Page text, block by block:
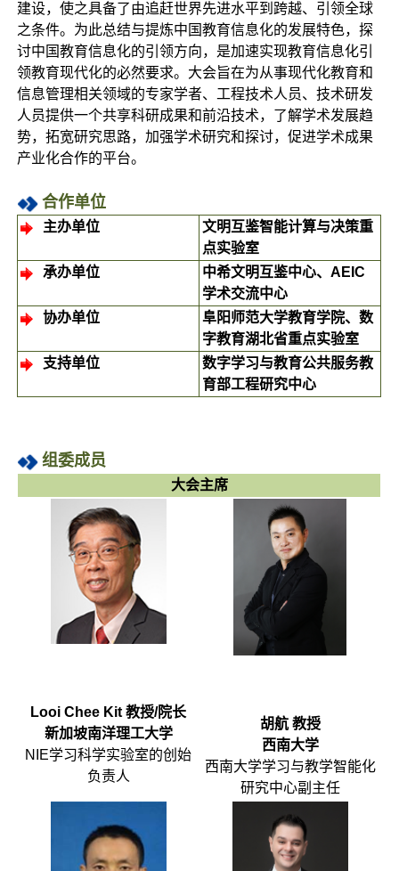
建设，使之具备了由追赶世界先进水平到跨越、引领全球
之条件。为此总结与提炼中国教育信息化的发展特色，探
讨中国教育信息化的引领方向，是加速实现教育信息化引
领教育现代化的必然要求。大会旨在为从事现代化教育和
信息管理相关领域的专家学者、工程技术人员、技术研发
人员提供一个共享科研成果和前沿技术，了解学术发展趋
势，拓宽研究思路，加强学术研究和探讨，促进学术成果
产业化合作的平台。
合作单位
主办单位
文明互鉴智能计算与决策重
点实验室
承办单位
中希文明互鉴中心、AEIC
学术交流中心
协办单位
阜阳师范大学教育学院、数
字教育湖北省重点实验室
支持单位
数字学习与教育公共服务教
育部工程研究中心
组委成员
大会主席
Looi Chee Kit 教授/院长
新加坡南洋理工大学
NIE学习科学实验室的创始
负责人
胡航 教授
西南大学
西南大学学习与教学智能化
研究中心副主任